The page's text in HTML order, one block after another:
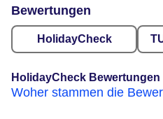
Bewertungen
HolidayCheck
HolidayCheck Bewertungen
Woher stammen die